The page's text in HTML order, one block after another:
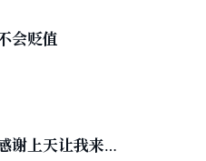
会贬值
谢上天让我来爱